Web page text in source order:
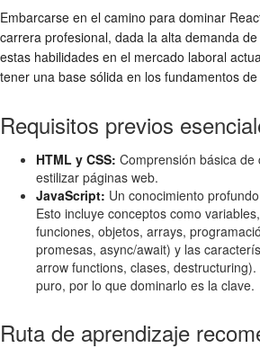
Embarcarse en el camino para dominar
carrera profesional, dada la alta demanda
estas habilidades en el mercado laboral
tener una base sólida en los fundamentos
Requisitos previos
HTML y CSS: Comprensión básica
estilizar páginas web.
JavaScript: Un conocimiento
Esto incluye conceptos como
funciones, objetos, arrays,
promesas, async/await) y las
arrow functions, clases,
puro, por lo que dominarlo es la clave.
Ruta de aprendizaje